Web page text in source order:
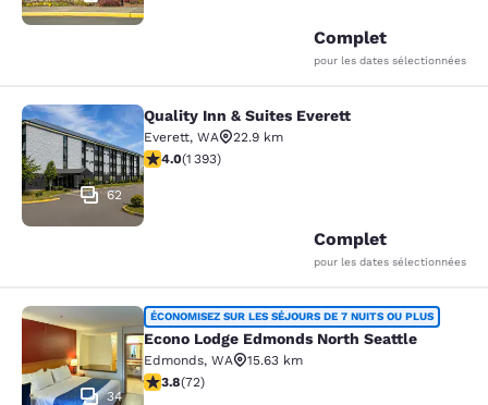
Complet
pour les dates sélectionnées
Quality Inn & Suites Everett
62
Quality Inn & Suites Everett
Everett, WA
22.9 km
3.98 étoiles. Bien. 1393 commentaires
4.0(1 393)
Complet
pour les dates sélectionnées
Econo Lodge Edmonds North
34
ÉCONOMISEZ SUR LES SÉJOURS DE 7 NUITS OU PLUS
Econo Lodge Edmonds North Seattle
Edmonds, WA
15.63 km
3.82 étoiles. Bien. 72 commentaires
3.8(72)